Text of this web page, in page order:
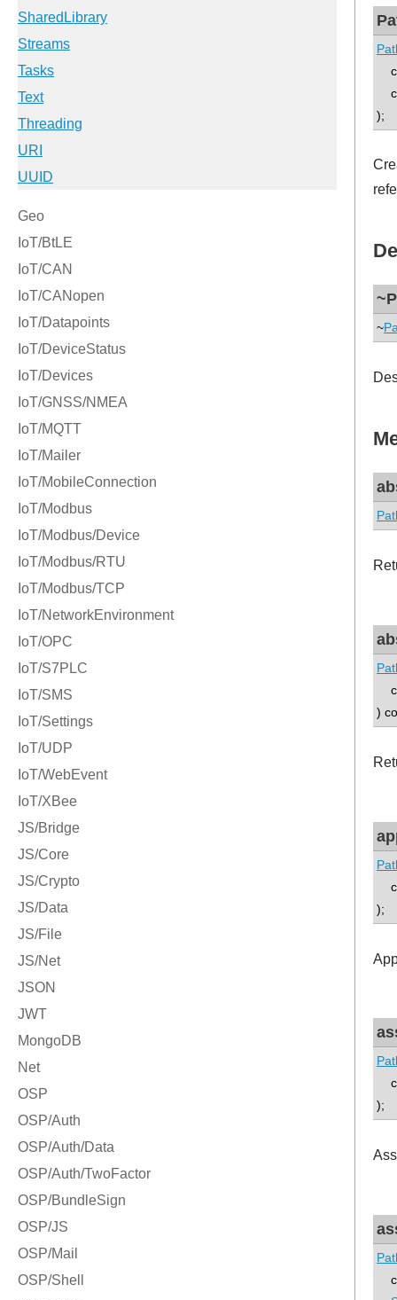
);
~
)
);
);